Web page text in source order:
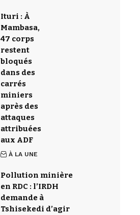
Ituri : À
Mambasa,
47 corps
restent
bloqués
dans des
carrés
miniers
après des
attaques
attribuées
aux ADF
À LA UNE
Pollution minière
en RDC : l’IRDH
demande à
Tshisekedi d’agir